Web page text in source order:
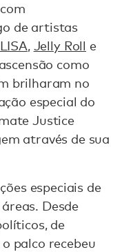
de artistas
LISA, Jelly Roll e
como
brilharam no
especial do
Justice
através de sua
especiais de
Desde
de
palco recebeu